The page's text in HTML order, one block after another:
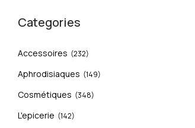
Categories
Accessoires (232)
Aphrodisiaques (149)
Cosmétiques (348)
L'epicerie (142)